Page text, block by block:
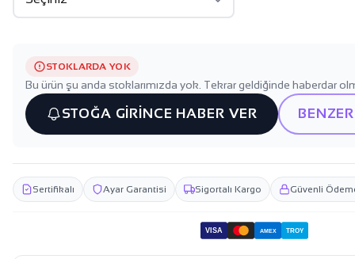
STOKLARDA YOK
Bu ürün şu anda stoklarımızda yok. Tekrar geldiğinde haberdar
STOĞA GİRİNCE HABER VER
Sertifikalı Ayar Garantisi Sigortalı Kargo Güvenli
VISA AMEX TROY